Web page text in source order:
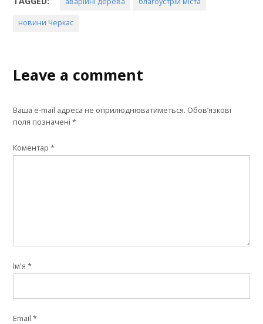
новини Черкас
Leave a comment
Ваша e-mail адреса не оприлюднюватиметься. Обов’язкові
поля позначені*
Коментар*
Ім'я*
Email*